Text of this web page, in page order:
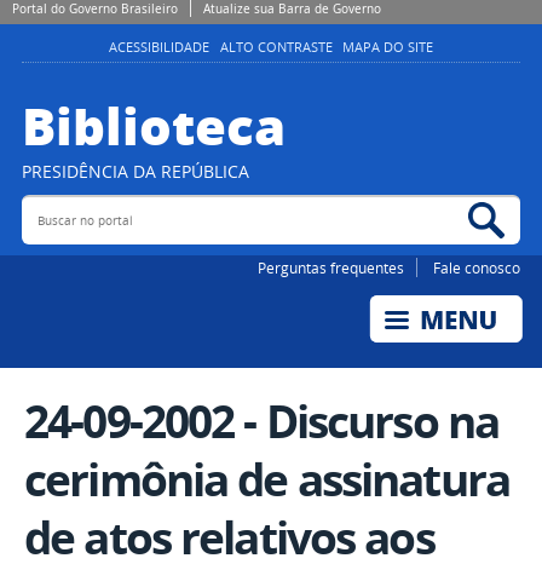
Portal do Governo Brasileiro Atualize sua Barra de Governo
ACESSIBILIDADE ALTO CONTRASTE MAPA DO SITE
Biblioteca
PRESIDÊNCIA DA REPÚBLICA
Buscar no portal
Perguntas frequentes Fale conosco
24-09-2002 - Discurso na
cerimônia de assinatura
de atos relativos aos